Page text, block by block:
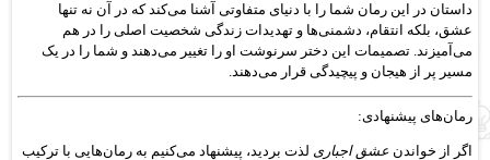
داستان در این رمان شما را با دنیای متفاوتی آشنا می‌کند که در آن نه تنها
عشق، بلکه انتقام، دشمنی‌ها و تهدیدات زندگی شخصیت اصلی را در هم
می‌آمیزند. تصمیمات این دختر سرنوشت او را تغییر می‌دهند و شما را در یک
مسیر پر از هیجان و پیچیدگی قرار می‌دهند.
رمان‌های پیشنهادی:
اگر از خواندن عشق اجباری لذت بردید، پیشنهاد می‌کنیم به رمان‌هایی با ترکیب